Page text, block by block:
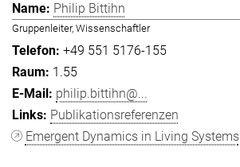
Philip Bittihn
Gruppenleiter, Wissenschaftler
+49 551 5176-155
1.55
philip.bittihn@...
Publikationsreferenzen
Emergent Dynamics in Living Systems